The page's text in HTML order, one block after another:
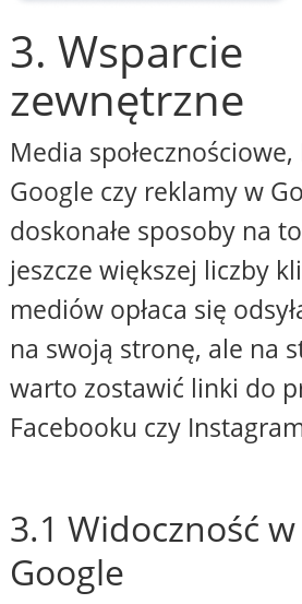
3. Wsparcie
zewnętrzne
Media
Google czy reklamy w
doskonałe sposoby na
jeszcze większej liczby
mediów opłaca się
na swoją stronę, ale na
warto zostawić linki do
Facebooku czy
3.1 Widoczność
Google